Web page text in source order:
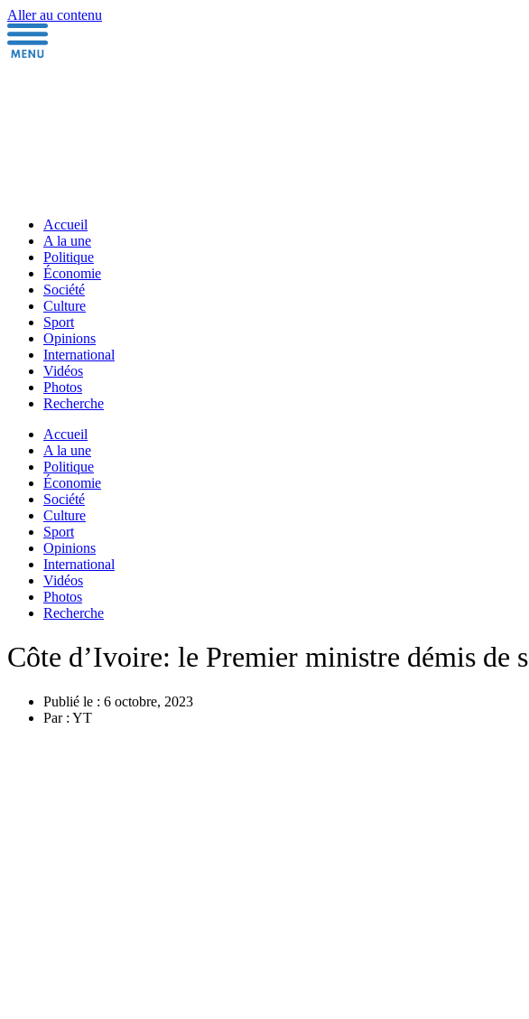
Aller au contenu
Accueil
A la une
Politique
Économie
Société
Culture
Sport
Opinions
International
Vidéos
Photos
Recherche
Accueil
A la une
Politique
Économie
Société
Culture
Sport
Opinions
International
Vidéos
Photos
Recherche
Côte d’Ivoire: le Premier ministre démis de
Publié le : 6 octobre, 2023
Par : YT